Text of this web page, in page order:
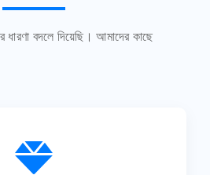
ধারণা বদলে দিয়েছি। আমাদের কাছে